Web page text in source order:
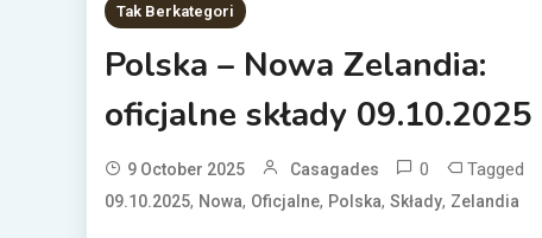
Tak Berkategori
Polska – Nowa Zelandia:
oficjalne składy 09.10.2025
9 October 2025 Casagades 0 Tagged
09.10.2025, Nowa, Oficjalne, Polska, Składy, Zelandia